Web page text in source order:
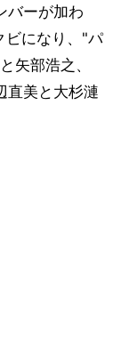
バーが加わ
ビになり、"パ
矢部浩之、
直美と大杉漣